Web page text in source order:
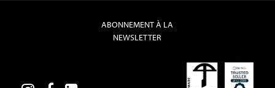
ABONNEMENT À LA
NEWSLETTER